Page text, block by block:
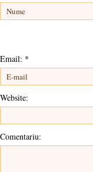
Email: *
Website:
Comentariu: